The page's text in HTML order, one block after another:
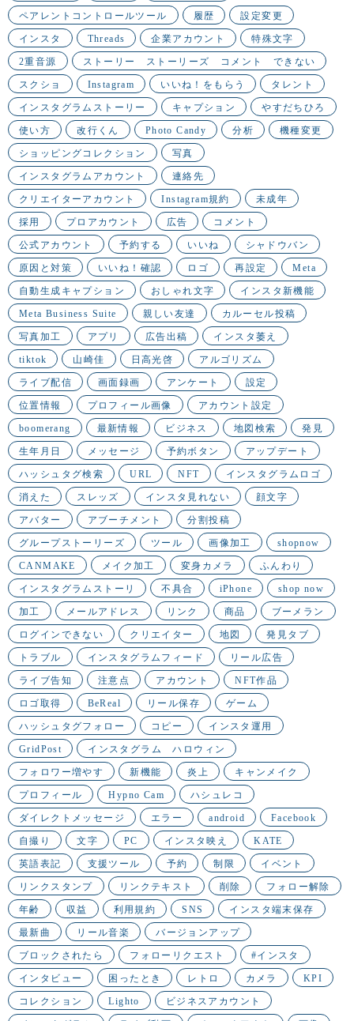
ペアレントコントロールツール 履歴 設定変更
インスタ Threads 企業アカウント 特殊文字
2重音源 ストーリー ストーリーズ コメント できない
スクショ Instagram いいね！をもらう タレント
インスタグラムストーリー キャプション やすだちひろ
使い方 改行くん Photo Candy 分析 機種変更
ショッピングコレクション 写真
インスタグラムアカウント 連絡先
クリエイターアカウント Instagram規約 未成年
採用 プロアカウント 広告 コメント
公式アカウント 予約する いいね シャドウバン
原因と対策 いいね！確認 ロゴ 再設定 Meta
自動生成キャプション おしゃれ文字 インスタ新機能
Meta Business Suite 親しい友達 カルーセル投稿
写真加工 アプリ 広告出稿 インスタ萎え
tiktok 山崎佳 日高光啓 アルゴリズム
ライブ配信 画面録画 アンケート 設定
位置情報 プロフィール画像 アカウント設定
boomerang 最新情報 ビジネス 地図検索 発見
生年月日 メッセージ 予約ボタン アップデート
ハッシュタグ検索 URL NFT インスタグラムロゴ
消えた スレッズ インスタ見れない 顔文字
アバター アブーチメント 分割投稿
グループストーリーズ ツール 画像加工 shopnow
CANMAKE メイク加工 変身カメラ ふんわり
インスタグラムストーリ 不具合 iPhone shop now
加工 メールアドレス リンク 商品 ブーメラン
ログインできない クリエイター 地図 発見タブ
トラブル インスタグラムフィード リール広告
ライブ告知 注意点 アカウント NFT作品
ロゴ取得 BeReal リール保存 ゲーム
ハッシュタグフォロー コピー インスタ運用
GridPost インスタグラム ハロウィン
フォロワー増やす 新機能 炎上 キャンメイク
プロフィール Hypno Cam ハシュレコ
ダイレクトメッセージ エラー android Facebook
自撮り 文字 PC インスタ映え KATE
英語表記 支援ツール 予約 制限 イベント
リンクスタンプ リンクテキスト 削除 フォロー解除
年齢 収益 利用規約 SNS インスタ端末保存
最新曲 リール音楽 バージョンアップ
ブロックされたら フォローリクエスト #インスタ
インタビュー 困ったとき レトロ カメラ KPI
コレクション Lighto ビジネスアカウント